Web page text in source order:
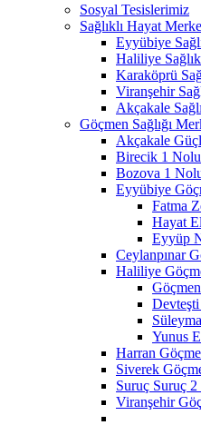
Sosyal Tesislerimiz
Sağlıklı Hayat
Eyyübiye
Haliliye
Karaköprü
Viranşehir
Akçakale
Göçmen Sağlığı
Akçakale
Birecik 1 Nolu
Bozova 1
Eyyübiye
Fatma
Hayat
Eyyüp
Ceylanpınar
Haliliye
Devteşti
Yunus
Harran
Siverek
Suruç Suruç
Viranşehir